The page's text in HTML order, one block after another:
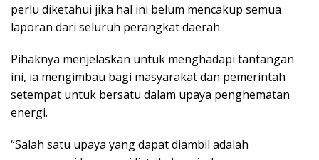
perlu diketahui jika hal ini belum mencakup semua
laporan dari seluruh perangkat daerah.
Pihaknya menjelaskan untuk menghadapi tantangan
ini, ia mengimbau bagi masyarakat dan pemerintah
setempat untuk bersatu dalam upaya penghematan
energi.
“Salah satu upaya yang dapat diambil adalah